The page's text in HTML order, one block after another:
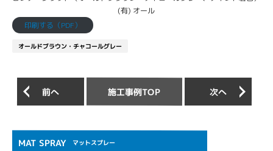
(有) オール
印刷する（PDF）
オールドブラウン・チャコールグレー
前へ 施工事例TOP 次へ
MAT SPRAY マットスプレー